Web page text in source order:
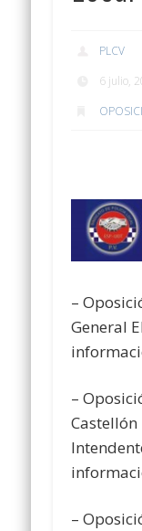
PLCV
6 julio,
–
General
–
–